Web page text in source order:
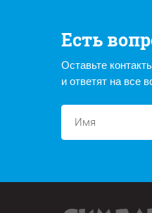
Есть
Оставьте
и ответят на все